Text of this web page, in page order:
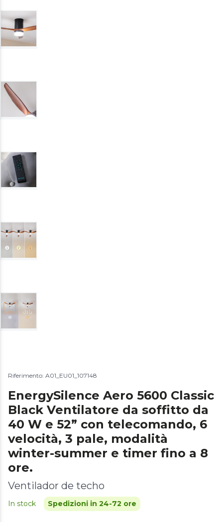
Riferimento: A01_EU01_107148
EnergySilence Aero 5600 Classic
Black Ventilatore da soffitto da
40 W e 52” con telecomando, 6
velocità, 3 pale, modalità
winter-summer e timer fino a 8
ore.
Ventilador de techo
In stock Spedizioni in 24-72 ore